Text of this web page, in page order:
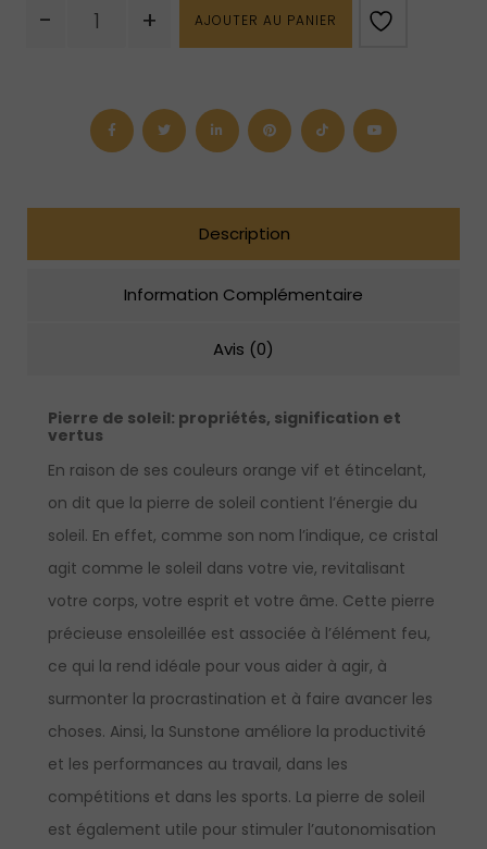
-
de
+ AJOUTER AU PANIER
Description
Information Complémentaire
Avis (0)
Pierre de soleil: propriétés, signification et
vertus
En raison de ses couleurs orange vif et étincelant,
on dit que la pierre de soleil contient l’énergie du
soleil. En effet, comme son nom l’indique, ce cristal
agit comme le soleil dans votre vie, revitalisant
votre corps, votre esprit et votre âme. Cette pierre
précieuse ensoleillée est associée à l’élément feu,
ce qui la rend idéale pour vous aider à agir, à
surmonter la procrastination et à faire avancer les
choses. Ainsi, la Sunstone améliore la productivité
et les performances au travail, dans les
compétitions et dans les sports. La pierre de soleil
est également utile pour stimuler l’autonomisation